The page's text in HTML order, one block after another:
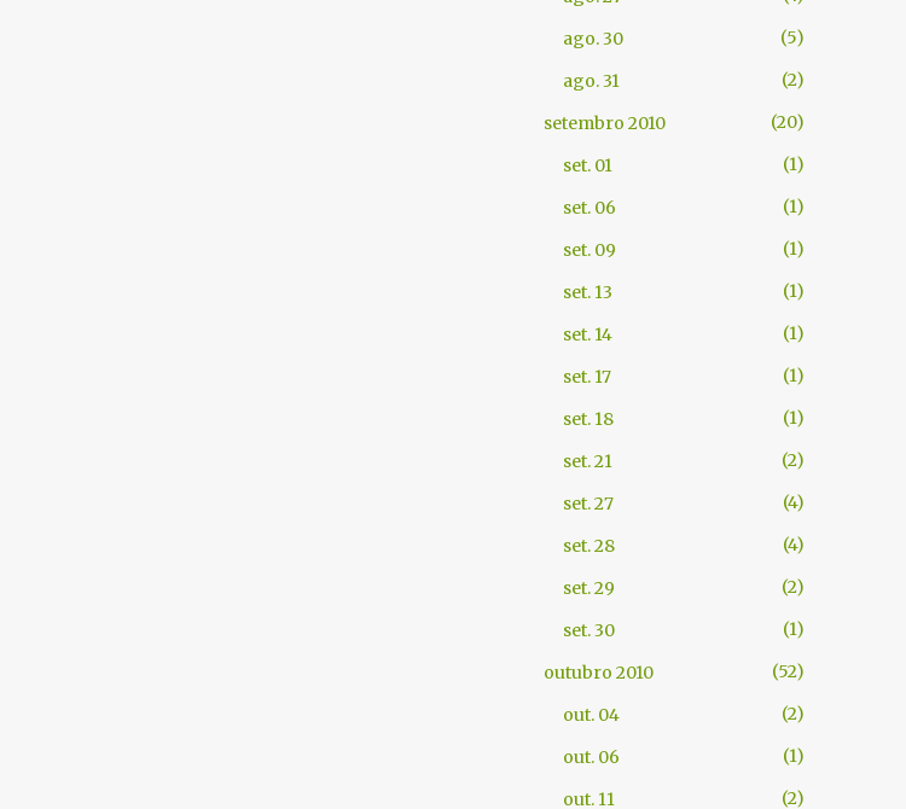
ago. 30
5
ago. 31
2
setembro 2010
20
set. 01
1
set. 06
1
set. 09
1
set. 13
1
set. 14
1
set. 17
1
set. 18
1
set. 21
2
set. 27
4
set. 28
4
set. 29
2
set. 30
1
outubro 2010
52
out. 04
2
out. 06
1
out. 11
2